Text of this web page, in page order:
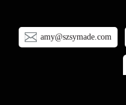
amy@szsymade.com